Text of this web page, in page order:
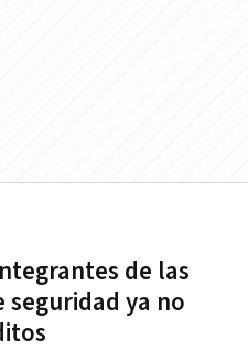
de las
seguridad ya no